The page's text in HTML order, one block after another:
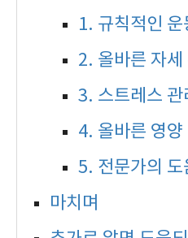
1. 규칙적인 운
2. 올바른 자세
3. 스트레스 관
4. 올바른 영양
5. 전문가의 도
마치며